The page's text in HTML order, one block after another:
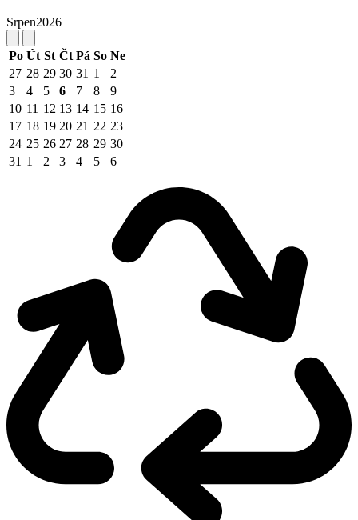
Srpen2026
Po Út St Čt Pá So Ne
27 28 29 30 31 1
2
3
4 5 6 7 8
9
10 11 12 13 14 15 16
17 18 19 20 21 22 23
24 25 26 27 28 29 30
31 1 2 3 4 5 6